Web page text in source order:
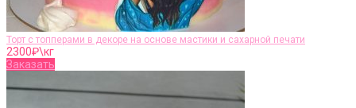
Торт с топперами в декоре на основе мастики и сахарной печати
2300₽\кг
Заказать